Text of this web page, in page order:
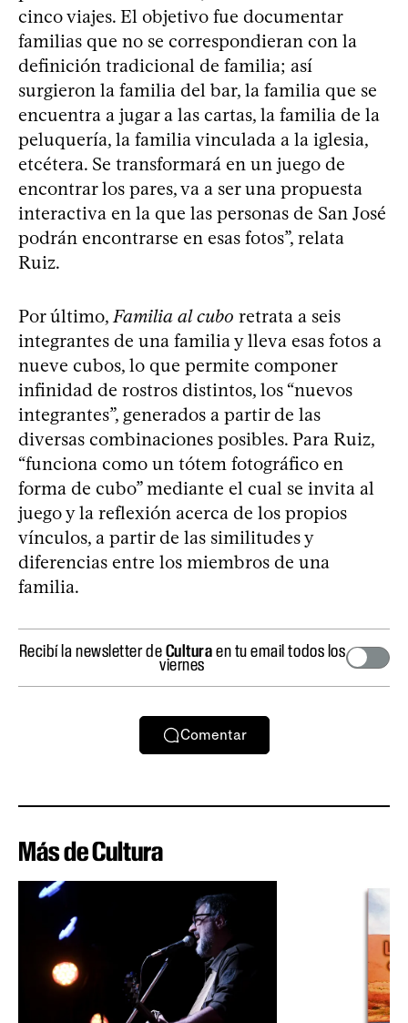
cinco viajes. El objetivo fue documentar
familias que no se correspondieran con la
definición tradicional de familia; así
surgieron la familia del bar, la familia que se
encuentra a jugar a las cartas, la familia de la
peluquería, la familia vinculada a la iglesia,
etcétera. Se transformará en un juego de
encontrar los pares, va a ser una propuesta
interactiva en la que las personas de San José
podrán encontrarse en esas fotos”, relata
Ruiz.
Por último, Familia al cubo retrata a seis
integrantes de una familia y lleva esas fotos a
nueve cubos, lo que permite componer
infinidad de rostros distintos, los “nuevos
integrantes”, generados a partir de las
diversas combinaciones posibles. Para Ruiz,
“funciona como un tótem fotográfico en
forma de cubo” mediante el cual se invita al
juego y la reflexión acerca de los propios
vínculos, a partir de las similitudes y
diferencias entre los miembros de una
familia.
Recibí la newsletter deCulturaen tu email todos los
viernes
Comentar
Más de Cultura